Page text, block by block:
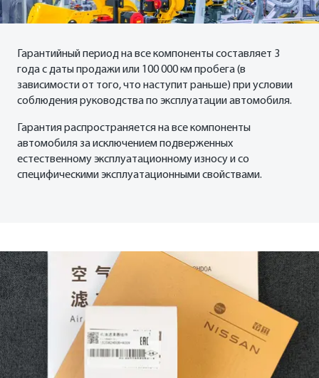
Гарантийный период на все компоненты составляет 3
года с даты продажи или 100 000 км пробега (в
зависимости от того, что наступит раньше) при условии
соблюдения руководства по эксплуатации автомобиля.
Гарантия распространяется на все компоненты
автомобиля за исключением подверженных
естественному эксплуатационному износу и со
специфическими эксплуатационными свойствами.